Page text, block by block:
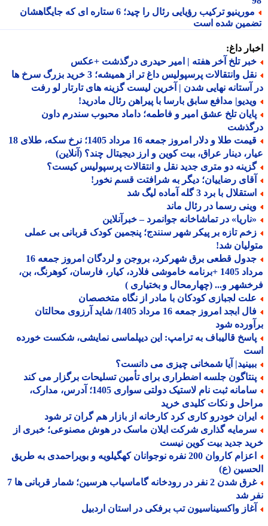
مورینیو ترکیب رؤیایی رئال را چید؛ 6 ستاره ای که جایگاهشان
شده است
داغ:
تلخ آخر هفته | امیر حیدری درگذشت +عکس
نقل وانتقالات پرسپولیس داغ تر از همیشه؛ 3 خرید بزرگ سرخ ها
آستانه نهایی شدن | آخرین لیست گزینه های تارتار لو رفت
مدافع سابق بارسا با پیراهن رئال مادرید!
تلخ عشق امیر و فاطمه؛ داماد محبوب سندرم داون
قیمت طلا و دلار امروز جمعه 16 مرداد 1405؛ نرخ سکه، طلای 18
دینار عراق، بیت کوین و ارز دیجیتال چند؟ (آنلاین)
دو متری جدید نقل و انتقالات پرسپولیس کیست؟
رضاییان؛ دیگر به شرافتت قسم نخور!
با برد 3 گله آماده لیگ شد
رسما در رئال ماند
در تماشاخانه جوانمرد – خبرآنلاین
تازه بر پیکر شهر سنندج؛ پنجمین کودک قربانی بی عملی
شد!
جدول قطعی برق شهرکرد، بروجن و لردگان امروز جمعه 16
مرداد 1405 +برنامه خاموشی فلارد، کیار، فارسان، کوهرنگ، بن،
و... (چهارمحال و بختیاری )
لجبازی کودکان با مادر از نگاه متخصصان
فال ابجد امروز جمعه 16 مرداد 1405/ شاید آرزوی محالتان
شود
قالیباف به ترامپ: این دیپلماسی نمایشی، شکست خورده
آیا شمخانی چیزی می دانست؟
جلسه اضطراری برای تأمین تسلیحات برگزار می کند
سامانه ثبت نام لاستیک دولتی سواری 1405؛ آدرس، مدارک،
و نکات کلیدی خرید
خودرو کاری کرد کارخانه از بازار هم گران تر شود
گذاری شرکت ایلان ماسک در هوش مصنوعی؛ خبری از
جدید بیت کوین نیست
اعزام کاروان 200 نفره نوجوانان کهگیلویه و بویراحمدی به طریق
(ع)
غرق شدن 2 نفر در رودخانه گاماسیاب هرسین؛ شمار قربانی ها 7
شد
واکسیناسیون تب برفکی در استان اردبیل